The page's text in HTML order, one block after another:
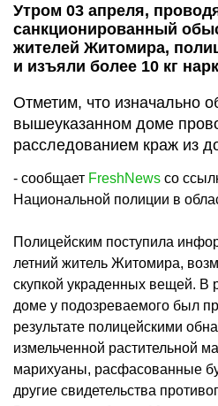
Утром 03 апреля,
санкционированный
жителей Житомира,
и изъяли более 10 кг
Отметим, что изначально
вышеуказанном доме
расследованием краж из
- сообщает FreshNews со
Национальной полиции в
Полицейским поступила
летний житель Житомира,
скупкой украденных вещей. В
доме у подозреваемого был
результате полицейскими
измельченной растительной
марихуаны, расфасованные
другие свидетельства